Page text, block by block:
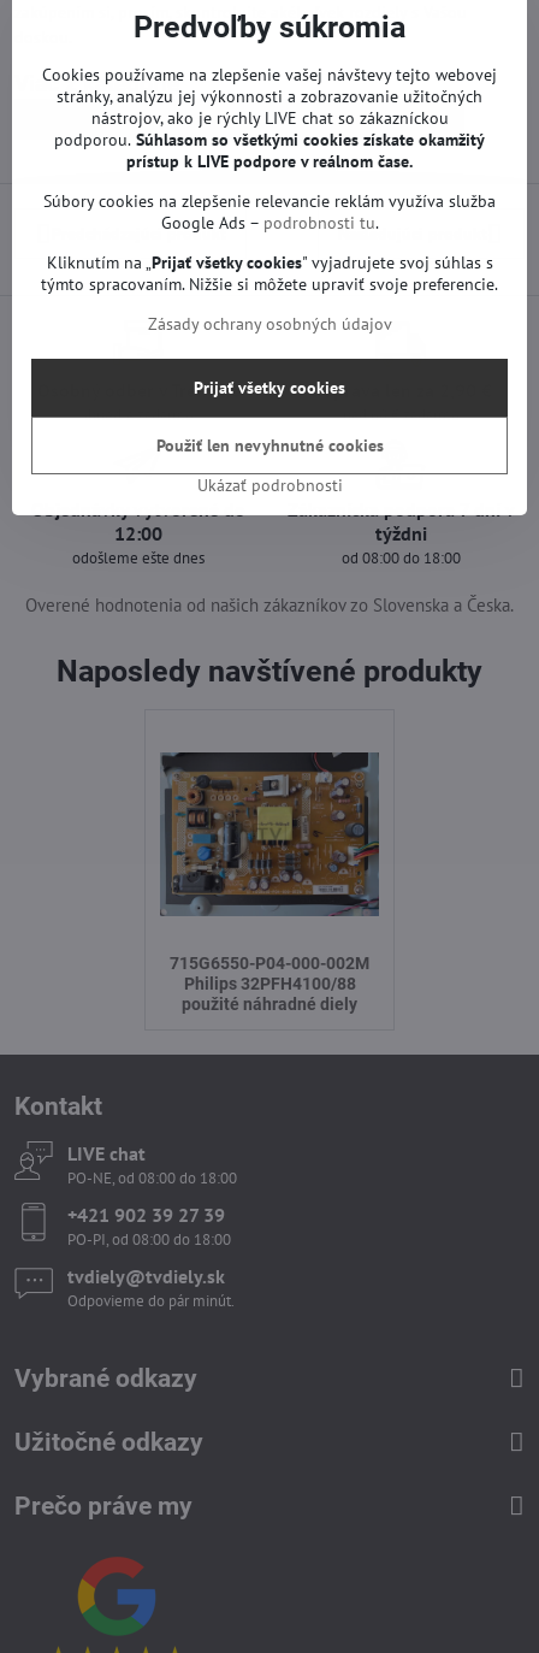
zakúpením si, prosím, skontrolujte akékoľvek rozdiely s Vašou
Viac z kategórie
Náhradné diely | Philips TV Zdroje | Philips TV
Predchádzajúci produkt Nasledujúci produkt
Osobný odber v Trenčíne
ihneď a zadarmo
Doprava len za 2,90 €
nad 60 € zadarmo
Objednávky vytvorené do
12:00
odošleme ešte dnes
Zákaznícka podpora 7 dní v
týždni
od 08:00 do 18:00
Overené hodnotenia od našich zákazníkov zo Slovenska a Česka.
Naposledy navštívené produkty
715G6550-P04-000-002M
Philips 32PFH4100/88
použité náhradné diely
Kontakt
LIVE chat
PO-NE, od 08:00 do 18:00
+421 902 39 27 39
PO-PI, od 08:00 do 18:00
tvdiely​​@tvdiely​​.sk
Odpovieme do pár minút.
Vybrané odkazy
Užitočné odkazy
Prečo práve my
Predvoľby súkromia
Cookies používame na zlepšenie vašej návštevy tejto webovej
stránky, analýzu jej výkonnosti a zobrazovanie užitočných
nástrojov, ako je rýchly LIVE chat so zákazníckou
podporou. Súhlasom so všetkými cookies získate okamžitý
prístup k LIVE podpore v reálnom čase.
Súbory cookies na zlepšenie relevancie reklám využíva služba
Google Ads – podrobnosti tu.
Kliknutím na „ Prijať všetky cookies" vyjadrujete svoj súhlas s
týmto spracovaním. Nižšie si môžete upraviť svoje preferencie.
Zásady ochrany osobných údajov
Ukázať podrobnosti
Prijať všetky cookies
Použiť len nevyhnutné cookies